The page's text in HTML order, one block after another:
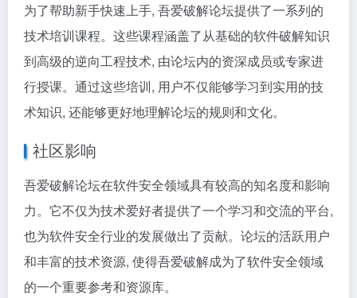
为了帮助新手快速上手, 吾爱破解论坛提供了一系列的
技术培训课程。这些课程涵盖了从基础的软件破解知识
到高级的逆向工程技术, 由论坛内的资深成员或专家进
行授课。通过这些培训, 用户不仅能够学习到实用的技
术知识, 还能够更好地理解论坛的规则和文化。
社区影响
吾爱破解论坛在软件安全领域具有较高的知名度和影响
力。它不仅为技术爱好者提供了一个学习和交流的平台,
也为软件安全行业的发展做出了贡献。论坛的活跃用户
和丰富的技术资源, 使得吾爱破解成为了软件安全领域
的一个重要参考和资源库。